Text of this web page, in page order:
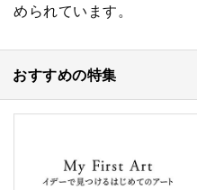
められています。
おすすめの特集